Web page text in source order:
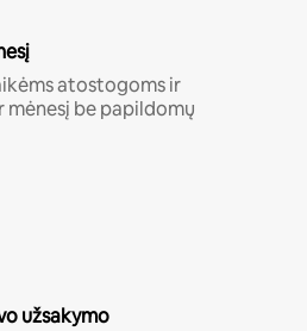
atostogoms ir
be papildomų
užsakymo